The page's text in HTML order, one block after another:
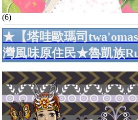
(6)
★【塔哇歐瑪司
灣風味原住民★魯凱族